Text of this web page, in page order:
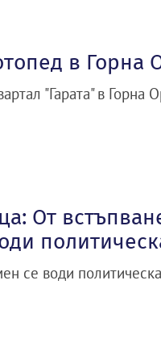
в Горна
"Гарата" в Горна
От
се води